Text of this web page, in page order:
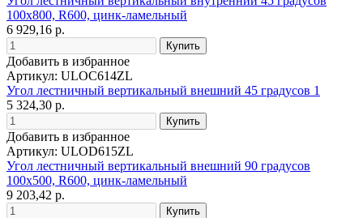
100х800, R600, цинк-ламельный
6 929,16 р.
Добавить в избранное
Артикул: ULOC614ZL
Угол лестничный вертикальный внешний 45 градусов 1
5 324,30 р.
Добавить в избранное
Артикул: ULOD615ZL
Угол лестничный вертикальный внешний 90 градусов
100х500, R600, цинк-ламельный
9 203,42 р.